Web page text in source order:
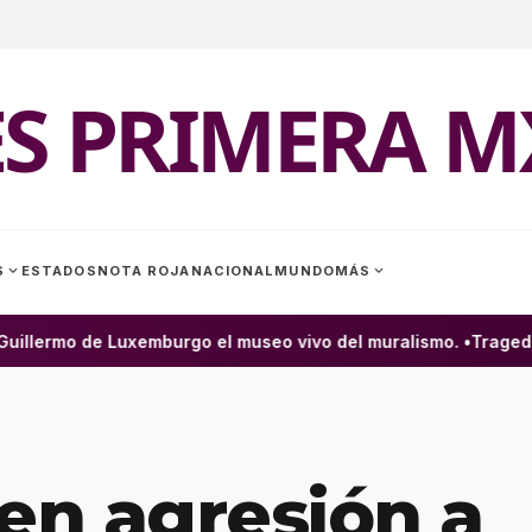
PRIMERA
expand_more ESTADOS NOTA ROJA NACIONAL MUNDOMÁS expand_more
de Luxemburgo el museo vivo del muralismo. •Tragedia